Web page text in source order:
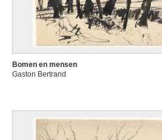
Bomen en mensen
Gaston Bertrand